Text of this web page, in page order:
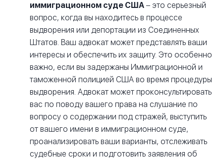
иммиграционном суде США – это серьезный
вопрос, когда вы находитесь в процессе
выдворения или депортации из Соединенных
Штатов. Ваш адвокат может представлять ваши
интересы и обеспечить их защиту. Это особенно
важно, если вы задержаны Иммиграционной и
таможенной полицией США во время процедуры
выдворения. Адвокат может проконсультировать
вас по поводу вашего права на слушание по
вопросу о содержании под стражей, выступить
от вашего имени в иммиграционном суде,
проанализировать ваши варианты, отслеживать
судебные сроки и подготовить заявления об